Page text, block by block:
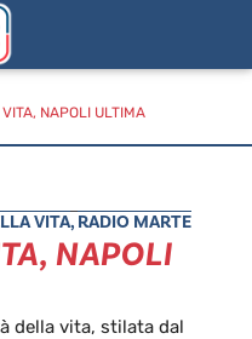
NAPOLI ULTIMA
VITA, RADIO MARTE
NAPOLI
della vita, stilata dal